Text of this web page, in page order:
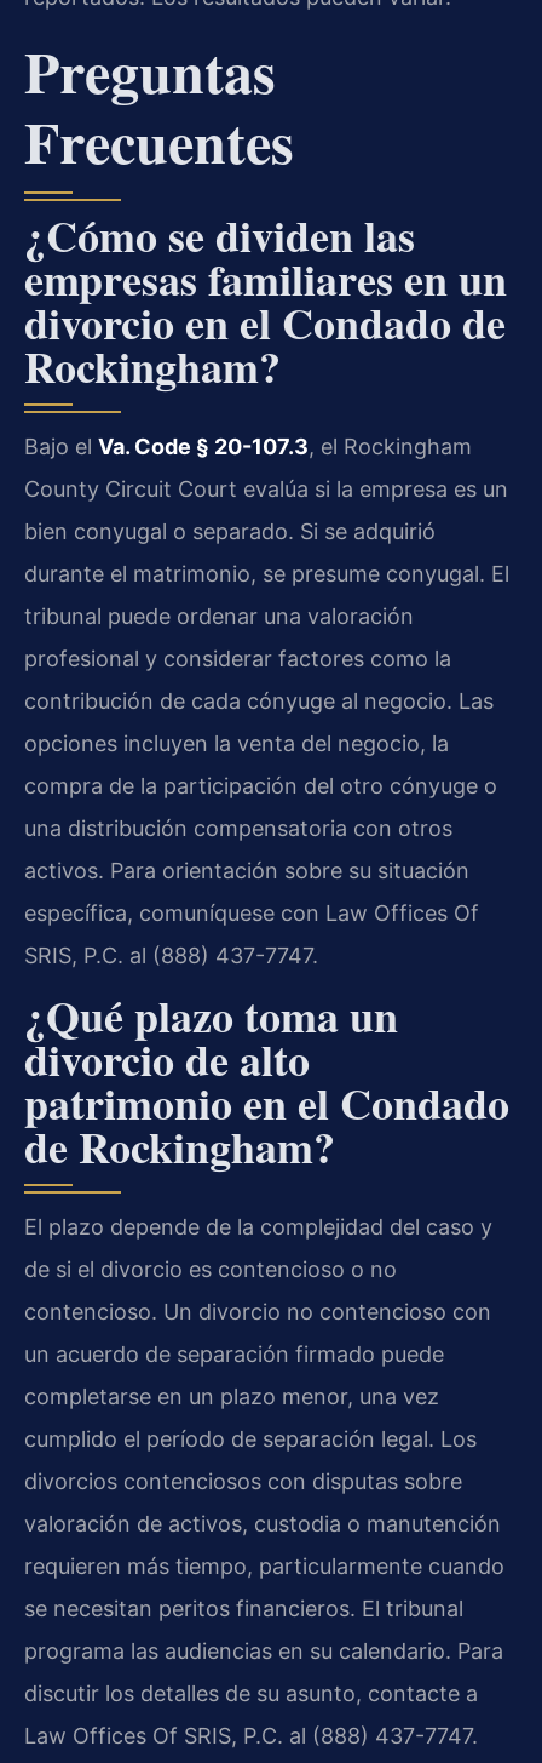
Preguntas
Frecuentes
¿Cómo se dividen las
empresas familiares en un
divorcio en el Condado de
Rockingham?
Bajo el Va. Code § 20-107.3, el Rockingham
County Circuit Court evalúa si la empresa es un
bien conyugal o separado. Si se adquirió
durante el matrimonio, se presume conyugal. El
tribunal puede ordenar una valoración
profesional y considerar factores como la
contribución de cada cónyuge al negocio. Las
opciones incluyen la venta del negocio, la
compra de la participación del otro cónyuge o
una distribución compensatoria con otros
activos. Para orientación sobre su situación
específica, comuníquese con Law Offices Of
SRIS, P.C. al (888) 437-7747.
¿Qué plazo toma un
divorcio de alto
patrimonio en el Condado
de Rockingham?
El plazo depende de la complejidad del caso y
de si el divorcio es contencioso o no
contencioso. Un divorcio no contencioso con
un acuerdo de separación firmado puede
completarse en un plazo menor, una vez
cumplido el período de separación legal. Los
divorcios contenciosos con disputas sobre
valoración de activos, custodia o manutención
requieren más tiempo, particularmente cuando
se necesitan peritos financieros. El tribunal
programa las audiencias en su calendario. Para
discutir los detalles de su asunto, contacte a
Law Offices Of SRIS, P.C. al (888) 437-7747.